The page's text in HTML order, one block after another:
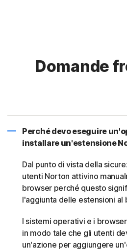
Domande
Perché devo eseguire
installare un'estensione
Dal punto di vista della
utenti Norton attivino
browser perché questo
l'aggiunta delle estensioni al
I sistemi operativi e i
in modo tale che gli utenti
un'azione per aggiungere